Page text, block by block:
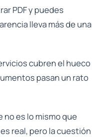
PDF y puedes
lleva más de una
cubren el hueco
pasan un rato
es lo mismo que
real, pero la cuestión